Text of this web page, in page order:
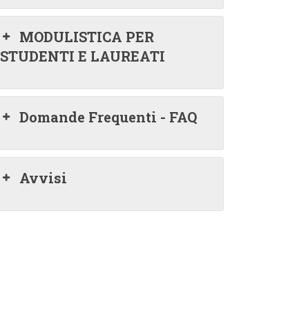
MODULISTICA PER
STUDENTI E LAUREATI
Domande Frequenti - FAQ
Avvisi